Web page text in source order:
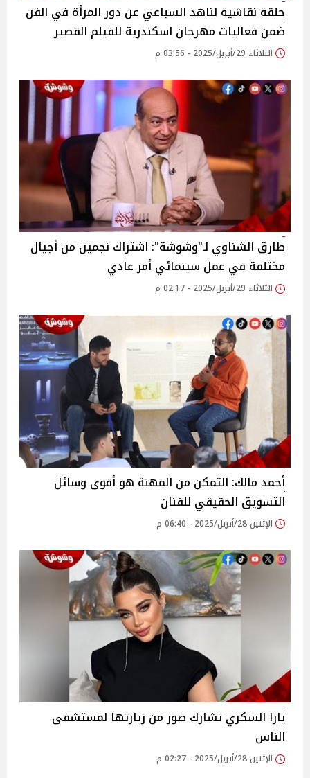
حلقة نقاشية لناهد السباعي عن دور المرأة في الفن
ضمن فعاليات مهرجان اسكندرية للفيلم القصير
الثلاثاء 29/أبريل/2025 - 03:56 م
طارق الشناوي لـ"وشوشة": اشتراك نجمين من أجيال
مختلفة في عمل سينمائي أمر عادي
الثلاثاء 29/أبريل/2025 - 02:17 م
أحمد مالك: التمكن من المهنة هو أقوى وسائل
التسويق الحقيقي للفنان
الإثنين 28/أبريل/2025 - 06:40 م
يارا السكري تشارك صور من زيارتها لمستشفى
الناس
الإثنين 28/أبريل/2025 - 02:27 م